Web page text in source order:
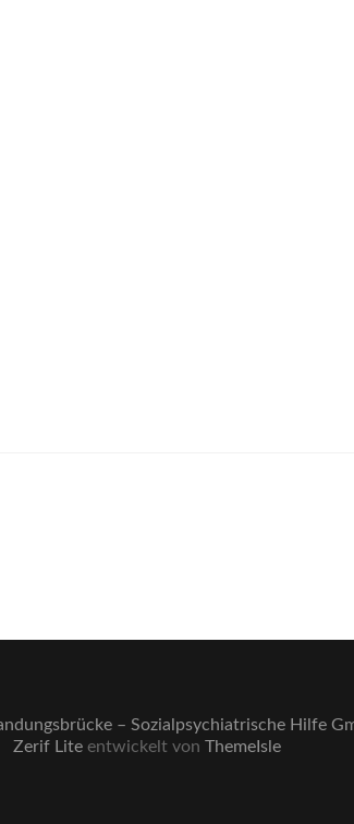
– Sozialpsychiatrische Hilfe
Zerif Lite entwickelt von ThemeIsle